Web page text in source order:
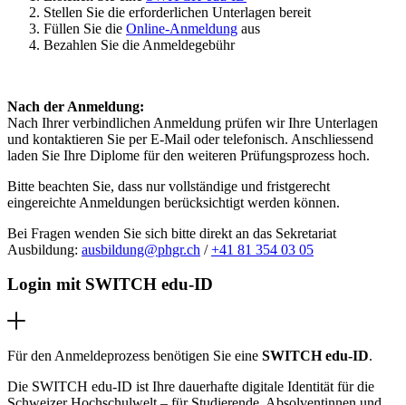
Stellen Sie die erforderlichen Unterlagen bereit
Füllen Sie die Online-Anmeldung aus
Bezahlen Sie die Anmeldegebühr
Nach der Anmeldung:
Nach Ihrer verbindlichen Anmeldung prüfen wir Ihre Unterlagen
und kontaktieren Sie per E-Mail oder telefonisch. Anschliessend
laden Sie Ihre Diplome für den weiteren Prüfungsprozess hoch.
Bitte beachten Sie, dass nur vollständige und fristgerecht
eingereichte Anmeldungen berücksichtigt werden können.
Bei Fragen wenden Sie sich bitte direkt an das Sekretariat
Ausbildung: ausbildung@phgr.ch /+41 81 354 03 05
Login mit SWITCH edu-ID
Für den Anmeldeprozess benötigen Sie eine SWITCH edu-ID.
Die SWITCH edu-ID ist Ihre dauerhafte digitale Identität für die